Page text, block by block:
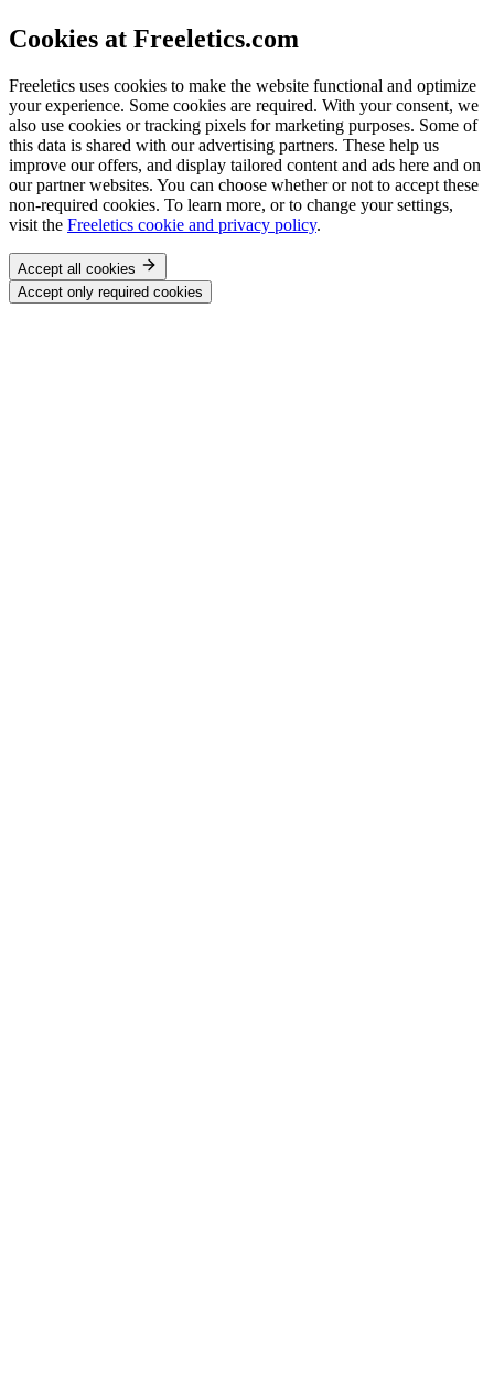
Cookies at Freeletics.com
Freeletics uses cookies to make the website functional and optimize
your experience. Some cookies are required. With your consent, we
also use cookies or tracking pixels for marketing purposes. Some of
this data is shared with our advertising partners. These help us
improve our offers, and display tailored content and ads here and on
our partner websites. You can choose whether or not to accept these
non-required cookies. To learn more, or to change your settings,
visit the Freeletics cookie and privacy policy.
Accept all cookies
Accept only required cookies